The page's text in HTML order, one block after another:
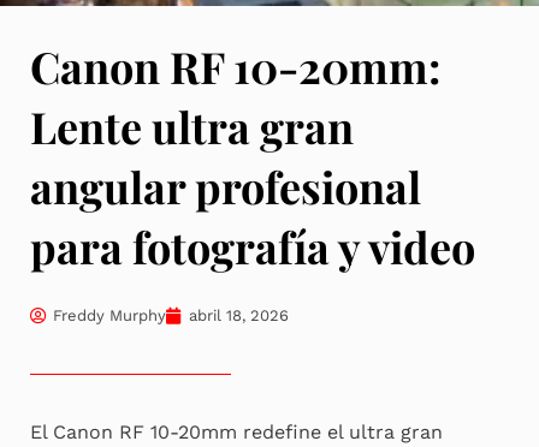
Canon RF 10-20mm:
Lente ultra gran
angular profesional
para fotografía y video
Freddy Murphy abril 18, 2026
El Canon RF 10-20mm redefine el ultra gran